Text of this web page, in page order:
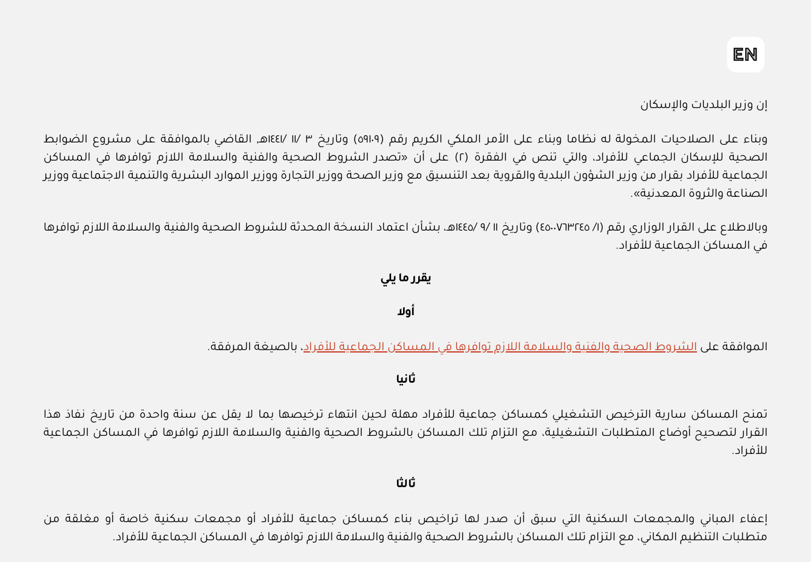
إن وزير البلديات والإسكان
وبناء على الصلاحيات المخولة له نظاما وبناء على الأمر الملكي الكريم رقم (٥٩١٠٩) وتاريخ ٣ /١١ /١٤٤١هـ, القاضي بالموافقة على مشروع الضوابط
الصحية للإسكان الجماعي للأفراد، والتي تنص في الفقرة (٢) على أن «تصدر الشروط الصحية والفنية والسلامة اللازم توافرها في المساكن
الجماعية للأفراد بقرار من وزير الشؤون البلدية والقروية بعد التنسيق مع وزير الصحة ووزير التجارة ووزير الموارد البشرية والتنمية الاجتماعية ووزير
الصناعة والثروة المعدنية».
وبالاطلاع على القرار الوزاري رقم (١/ ٤٥٠٠٧٦٣٢٤٥) وتاريخ ١١ /٩ /١٤٤٥هـ، بشأن اعتماد النسخة المحدثة للشروط الصحية والفنية والسلامة اللازم توافرها
في المساكن الجماعية للأفراد.
يقرر ما يلي
أولا
الموافقة على الشروط الصحية والفنية والسلامة اللازم توافرها في المساكن الجماعية للأفراد، بالصيغة المرفقة.
ثانيا
تمنح المساكن سارية الترخيص التشغيلي كمساكن جماعية للأفراد مهلة لحين انتهاء ترخيصها بما لا يقل عن سنة واحدة من تاريخ نفاذ هذا
القرار لتصحيح أوضاع المتطلبات التشغيلية، مع التزام تلك المساكن بالشروط الصحية والفنية والسلامة اللازم توافرها في المساكن الجماعية
للأفراد.
ثالثا
إعفاء المباني والمجمعات السكنية التي سبق أن صدر لها تراخيص بناء كمساكن جماعية للأفراد أو مجمعات سكنية خاصة أو مغلقة من
متطلبات التنظيم المكاني، مع التزام تلك المساكن بالشروط الصحية والفنية والسلامة اللازم توافرها في المساكن الجماعية للأفراد.